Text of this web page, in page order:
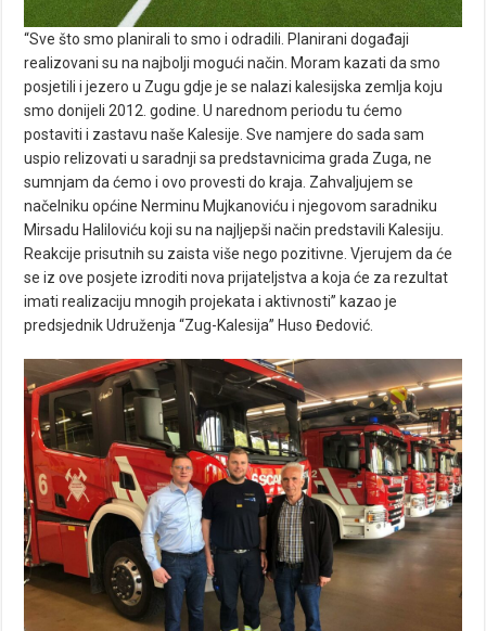
“Sve što smo planirali to smo i odradili. Planirani događaji
realizovani su na najbolji mogući način. Moram kazati da smo
posjetili i jezero u Zugu gdje je se nalazi kalesijska zemlja koju
smo donijeli 2012. godine. U narednom periodu tu ćemo
postaviti i zastavu naše Kalesije. Sve namjere do sada sam
uspio relizovati u saradnji sa predstavnicima grada Zuga, ne
sumnjam da ćemo i ovo provesti do kraja. Zahvaljujem se
načelniku općine Nerminu Mujkanoviću i njegovom saradniku
Mirsadu Haliloviću koji su na najljepši način predstavili Kalesiju.
Reakcije prisutnih su zaista više nego pozitivne. Vjerujem da će
se iz ove posjete izroditi nova prijateljstva a koja će za rezultat
imati realizaciju mnogih projekata i aktivnosti” kazao je
predsjednik Udruženja “Zug-Kalesija” Huso Đedović.